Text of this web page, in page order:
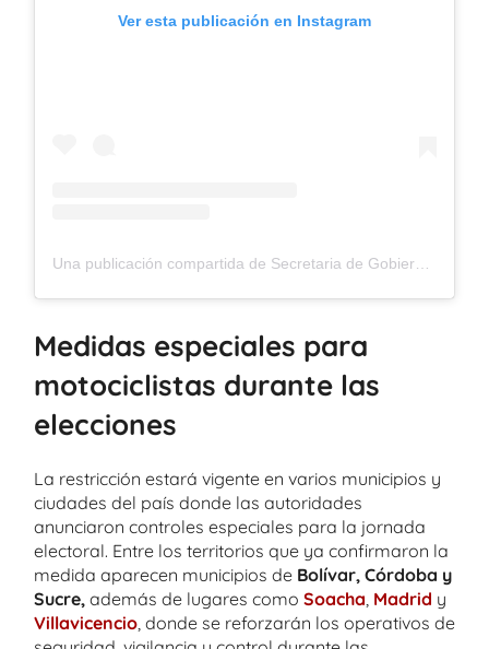
Ver esta publicación en Instagram
Una publicación compartida de Secretaria de Gobierno (@secgobiernosoacha)
Medidas especiales para
motociclistas durante las
elecciones
La restricción estará vigente en varios municipios y
ciudades del país donde las autoridades
anunciaron controles especiales para la jornada
electoral. Entre los territorios que ya confirmaron la
medida aparecen municipios de Bolívar, Córdoba y
Sucre, además de lugares como Soacha Madrid y
Villavicencio , donde se reforzarán los operativos de